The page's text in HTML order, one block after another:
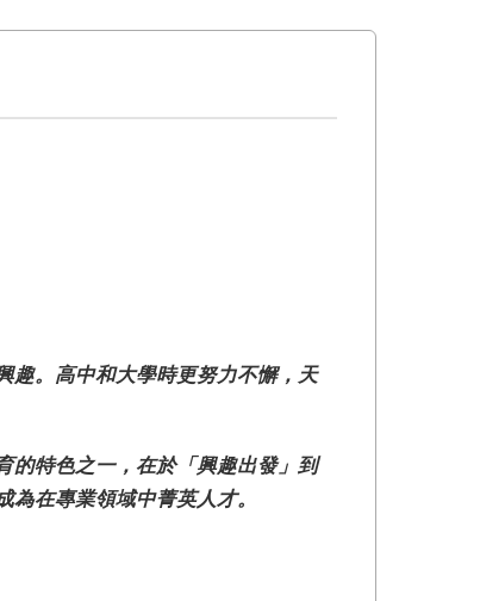
趣。高中和大學時更努力不懈，天
的特色之一，在於「興趣出發」到
在專業領域中菁英人才。